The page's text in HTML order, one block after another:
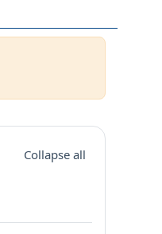
Collapse all